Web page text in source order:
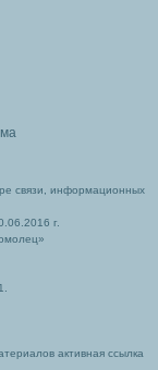
связи, информационных
г.
активная ссылка